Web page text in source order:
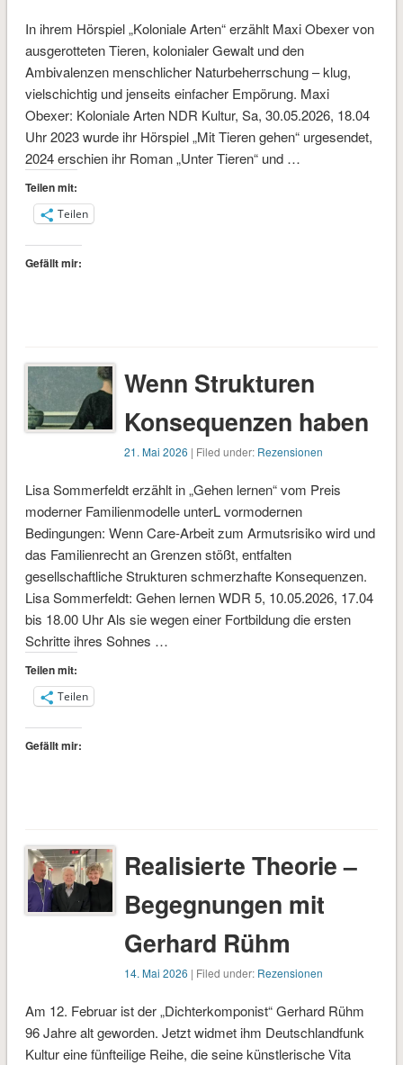
In ihrem Hörspiel „Koloniale Arten“ erzählt Maxi Obexer von
ausgerotteten Tieren, kolonialer Gewalt und den
Ambivalenzen menschlicher Naturbeherrschung – klug,
vielschichtig und jenseits einfacher Empörung. Maxi
Obexer: Koloniale Arten NDR Kultur, Sa, 30.05.2026, 18.04
Uhr 2023 wurde ihr Hörspiel „Mit Tieren gehen“ urgesendet,
2024 erschien ihr Roman „Unter Tieren“ und …
Teilen mit:
Teilen
Gefällt mir:
Wenn Strukturen
Konsequenzen haben
21. Mai 2026 | Filed under: Rezensionen
Lisa Sommerfeldt erzählt in „Gehen lernen“ vom Preis
moderner Familienmodelle unterL vormodernen
Bedingungen: Wenn Care-Arbeit zum Armutsrisiko wird und
das Familienrecht an Grenzen stößt, entfalten
gesellschaftliche Strukturen schmerzhafte Konsequenzen.
Lisa Sommerfeldt: Gehen lernen WDR 5, 10.05.2026, 17.04
bis 18.00 Uhr Als sie wegen einer Fortbildung die ersten
Schritte ihres Sohnes …
Teilen mit:
Teilen
Gefällt mir:
Realisierte Theorie –
Begegnungen mit
Gerhard Rühm
14. Mai 2026 | Filed under: Rezensionen
Am 12. Februar ist der „Dichterkomponist“ Gerhard Rühm
96 Jahre alt geworden. Jetzt widmet ihm Deutschlandfunk
Kultur eine fünfteilige Reihe, die seine künstlerische Vita